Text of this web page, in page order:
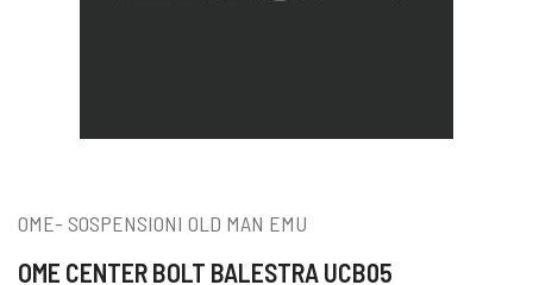
OME- SOSPENSIONI OLD MAN EMU
OME CENTER BOLT BALESTRA UCB05